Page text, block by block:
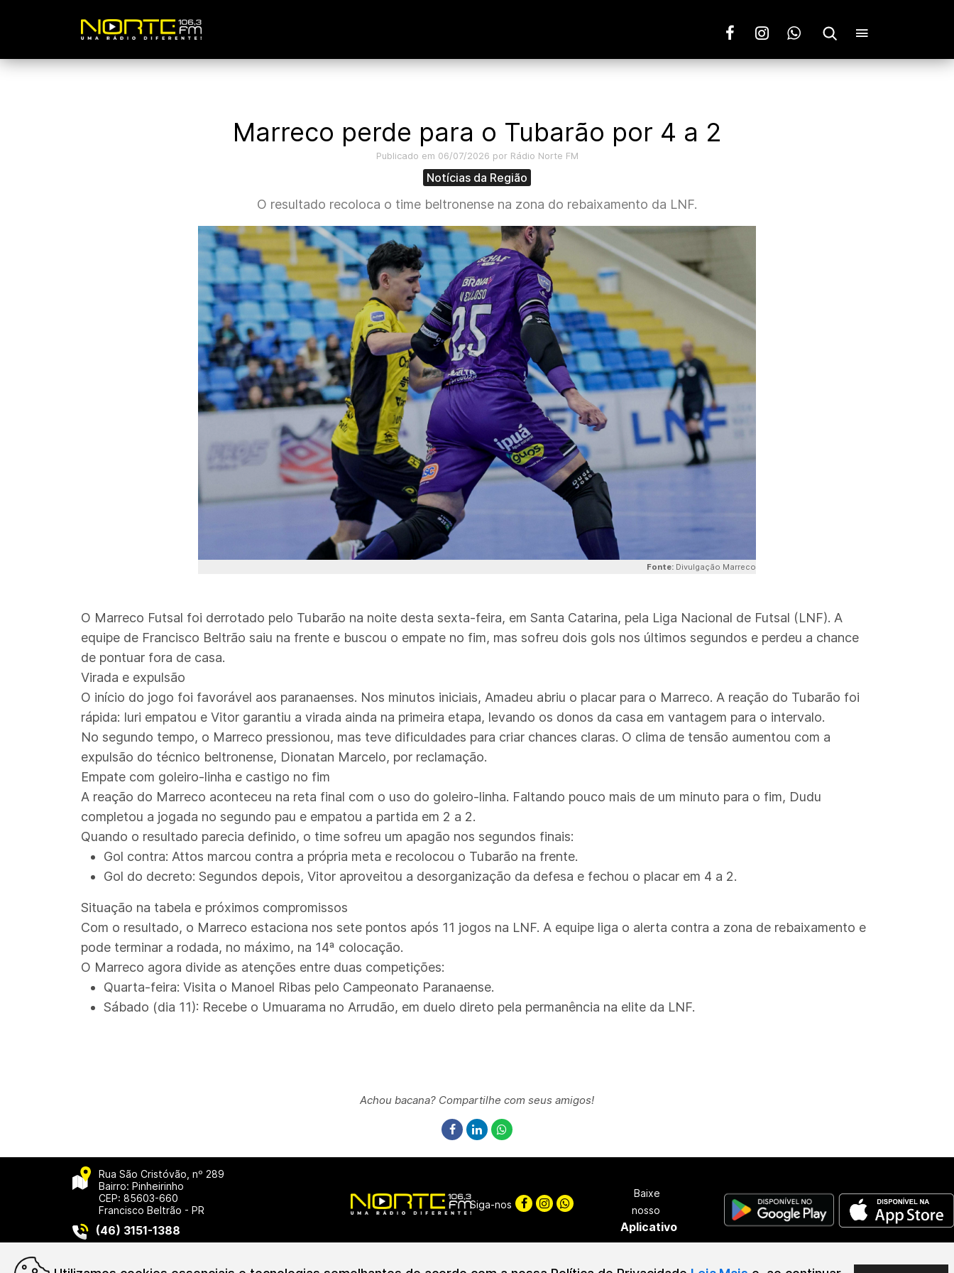
Marreco perde para o Tubarão por 4 a 2
Publicado em 06/07/2026 por Rádio Norte FM
Notícias da Região
O resultado recoloca o time beltronense na zona do rebaixamento da LNF.
Fonte: Divulgação Marreco
O Marreco Futsal foi derrotado pelo Tubarão na noite desta sexta-feira, em Santa Catarina, pela Liga Nacional de Futsal (LNF). A
equipe de Francisco Beltrão saiu na frente e buscou o empate no fim, mas sofreu dois gols nos últimos segundos e perdeu a chance
de pontuar fora de casa.
Virada e expulsão
O início do jogo foi favorável aos paranaenses. Nos minutos iniciais, Amadeu abriu o placar para o Marreco. A reação do Tubarão foi
rápida: Iuri empatou e Vitor garantiu a virada ainda na primeira etapa, levando os donos da casa em vantagem para o intervalo.
No segundo tempo, o Marreco pressionou, mas teve dificuldades para criar chances claras. O clima de tensão aumentou com a
expulsão do técnico beltronense, Dionatan Marcelo, por reclamação.
Empate com goleiro-linha e castigo no fim
A reação do Marreco aconteceu na reta final com o uso do goleiro-linha. Faltando pouco mais de um minuto para o fim, Dudu
completou a jogada no segundo pau e empatou a partida em 2 a 2.
Quando o resultado parecia definido, o time sofreu um apagão nos segundos finais:
Gol contra: Attos marcou contra a própria meta e recolocou o Tubarão na frente.
Gol do decreto: Segundos depois, Vitor aproveitou a desorganização da defesa e fechou o placar em 4 a 2.
Situação na tabela e próximos compromissos
Com o resultado, o Marreco estaciona nos sete pontos após 11 jogos na LNF. A equipe liga o alerta contra a zona de rebaixamento e
pode terminar a rodada, no máximo, na 14ª colocação.
O Marreco agora divide as atenções entre duas competições:
Quarta-feira: Visita o Manoel Ribas pelo Campeonato Paranaense.
Sábado (dia 11): Recebe o Umuarama no Arrudão, em duelo direto pela permanência na elite da LNF.
Achou bacana? Compartilhe com seus amigos!
Rua São Cristóvão, nº 289
Bairro: Pinheirinho
CEP: 85603-660
Francisco Beltrão - PR
(46) 3151-1388
Siga-nos
Baixe
nosso
Aplicativo
Associação de Radiofusão Marrecas | CNPJ: 46.294.601/0001-55 © Copyright 2026